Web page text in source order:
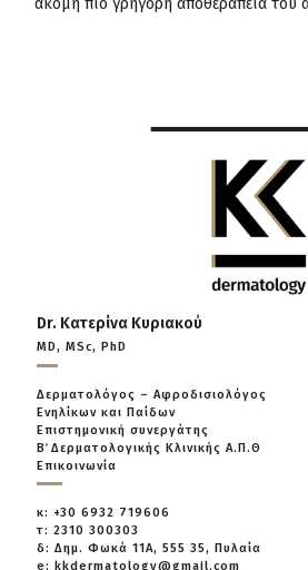
ακόμη πιο γρήγορη αποθεραπεία του
Dr. Κατερίνα Κυριακού
MD, MSc, PhD
Δερματολόγος – Αφροδισιολόγος
Ενηλίκων και Παίδων
Επιστημονική συνεργάτης
Β΄ Δερματολογικής Κλινικής Α.Π.Θ
Επικοινωνία
κ: +30 6932 719606
τ: 2310 300303
δ: Δημ. Φωκά 11Α, 555 35, Πυλαία
e: kkdermatology@gmail.com